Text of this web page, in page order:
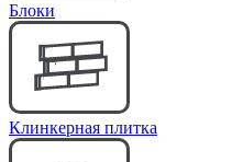
Блоки
Клинкерная плитка